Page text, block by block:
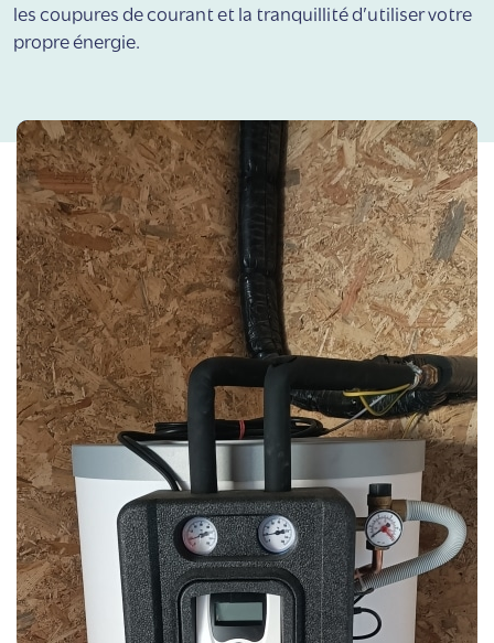
les coupures de courant et la tranquillité d’utiliser votre
propre énergie.